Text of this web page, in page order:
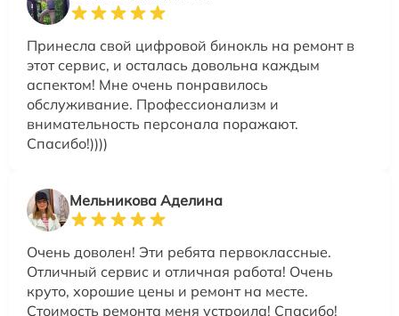
Принесла свой цифровой бинокль на ремонт в
этот сервис, и осталась довольна каждым
аспектом! Мне очень понравилось
обслуживание. Профессионализм и
внимательность персонала поражают.
Спасибо!))))
Мельникова Аделина
Очень доволен! Эти ребята первоклассные.
Отличный сервис и отличная работа! Очень
круто, хорошие цены и ремонт на месте.
Стоимость ремонта меня устроила! Спасибо!